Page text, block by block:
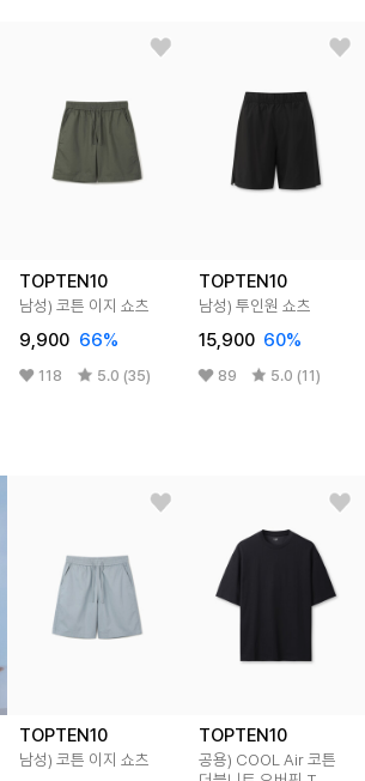
TOPTEN10
남성) 코튼 이지 쇼츠
9,900 66%
118 5.0 (35)
TOPTEN10
남성) 투인원 쇼츠
15,900 60%
89 5.0 (11)
TOPTEN10
남성) 코튼 이지 쇼츠
TOPTEN10
공용) COOL Air 코튼